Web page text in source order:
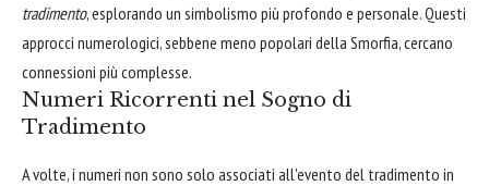
tradimento, esplorando un simbolismo più profondo e personale. Questi
approcci numerologici, sebbene meno popolari della Smorfia, cercano
connessioni più complesse.
Numeri Ricorrenti nel Sogno di
Tradimento
A volte, i numeri non sono solo associati all'evento del tradimento in